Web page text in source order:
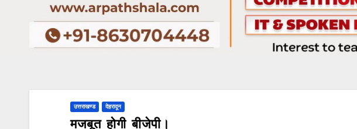
उत्तराखण्ड देहरादून
मजबूत होगी बीजेपी।